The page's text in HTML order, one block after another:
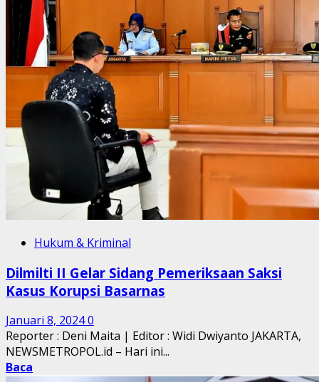
Hukum & Kriminal
Dilmilti II Gelar Sidang Pemeriksaan Saksi
Kasus Korupsi Basarnas
Januari 8, 20240
Reporter : Deni Maita | Editor : Widi Dwiyanto JAKARTA,
NEWSMETROPOL.id – Hari ini...
Baca